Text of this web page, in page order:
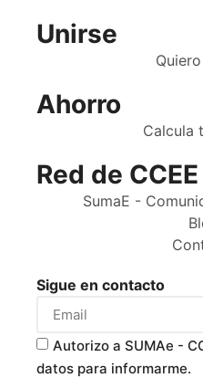
Unirse
Ahorro
Calcula
Red de CCEE
SumaE -
Sigue en contacto
Autorizo a SUMAe -
datos para informarme.